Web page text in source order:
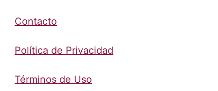
Contacto
Política de Privacidad
Términos de Uso